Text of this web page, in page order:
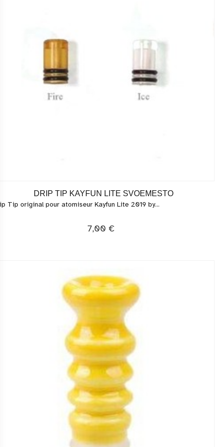
DRIP TIP KAYFUN LITE SVOEMESTO
Tip original pour atomiseur Kayfun Lite 2019 by...
7,00 €